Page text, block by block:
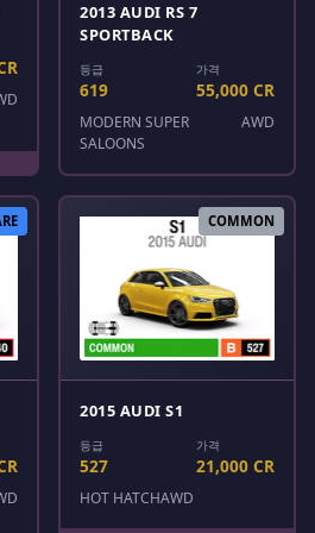
2013 AUDI RS 7
SPORTBACK
등급
619
가격
55,000 CR
MODERN SUPER
SALOONS
AWD
COMMON
2015 AUDI S1
등급
527
가격
21,000 CR
HOT HATCHAWD